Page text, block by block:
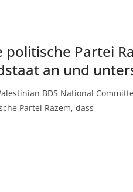
politische Partei
an und
BDS National
Partei Razem, dass